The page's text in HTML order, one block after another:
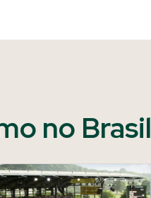
no Brasil